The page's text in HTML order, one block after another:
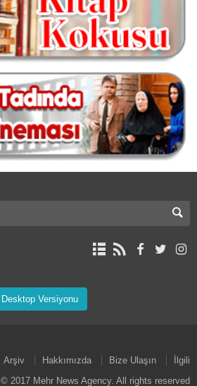
Desktop Versiyonu
Arşiv Hakkımızda Bize Ulaşın
İlgili
© 2017 Mehr News Agency. All rights reserved